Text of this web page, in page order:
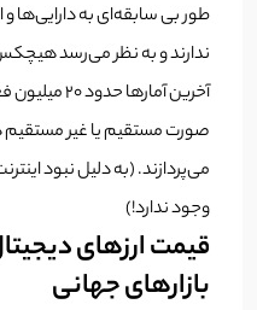
طور بی سابقه‌ای به دارایی‌ها
ندارند و به نظر می‌رسد
آخرین
صورت مستقیم یا غیر مستقیم
می‌پردازند. (به دلیل نبود
وجود ندارد!)
قیمت‌ ارزهای
بازارهای جهانی